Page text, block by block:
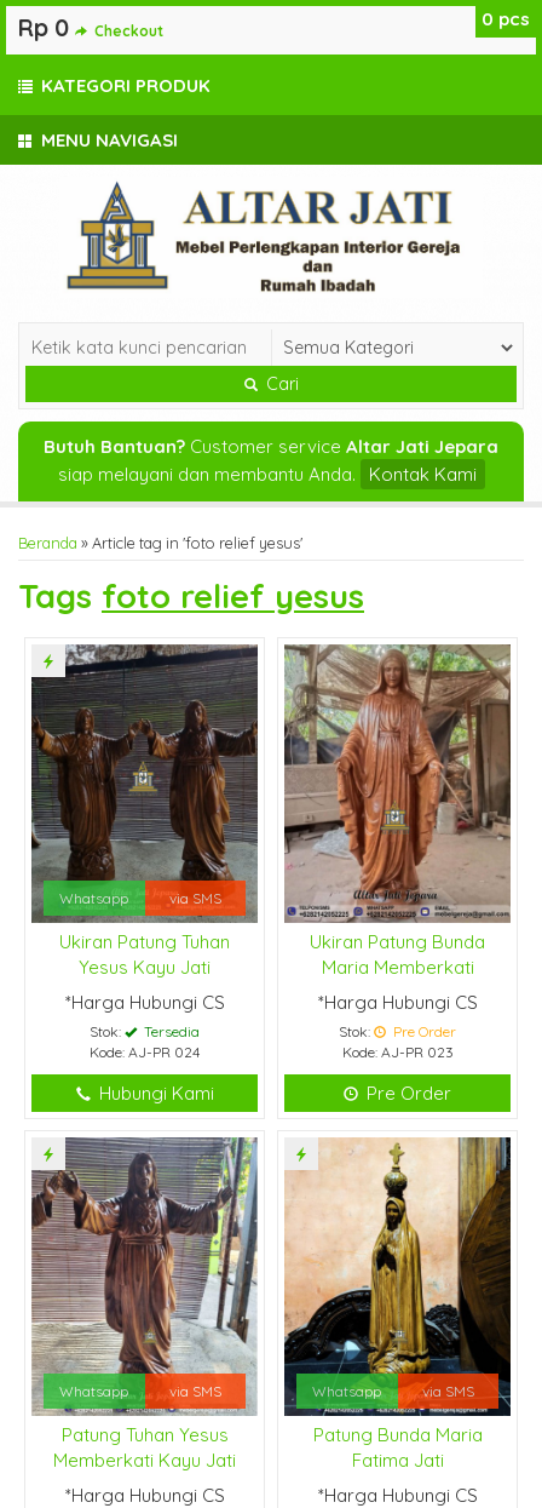
MENU NAVIGASI
Cari
Butuh Bantuan? Customer service Altar Jati Jepara
siap melayani dan membantu Anda.
Kontak Kami
Beranda »Article tag in 'foto relief yesus'
Tags foto relief yesus
Whatsapp via SMS
Ukiran Patung Tuhan
Yesus Kayu Jati
*Harga Hubungi CS
Stok:
Tersedia
Kode: AJ-PR 024
Hubungi Kami
Ukiran Patung Bunda
Maria Memberkati
*Harga Hubungi CS
Stok:
Pre Order
Kode: AJ-PR 023
Pre Order
Whatsapp via SMS
Patung Tuhan Yesus
Memberkati Kayu Jati
*Harga Hubungi CS
Whatsapp via SMS
Patung Bunda Maria
Fatima Jati
*Harga Hubungi CS
0 pcs
Rp 0 Checkout
KATEGORI PRODUK